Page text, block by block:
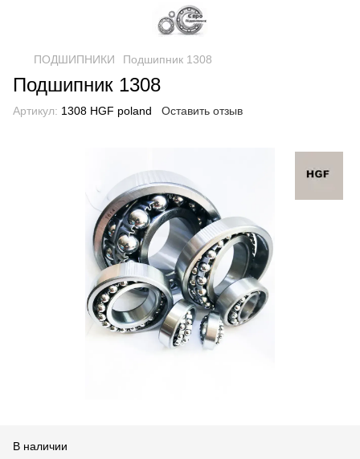
ПОДШИПНИКИ Подшипник 1308
Подшипник 1308
Артикул: 1308 HGF poland Оставить отзыв
В наличии